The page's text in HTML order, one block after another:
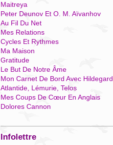
Maitreya
Peter Deunov Et O. M. Aïvanhov
Au Fil Du Net
Mes Relations
Cycles Et Rythmes
Ma Maison
Gratitude
Le But De Notre Âme
Mon Carnet De Bord Avec
Atlantide, Lémurie, Telos
Mes Coups De Cœur En Anglais
Dolores Cannon
Infolettre